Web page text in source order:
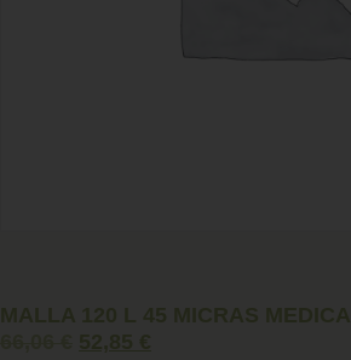
MALLA 120 L 45 MICRAS
52,85 €